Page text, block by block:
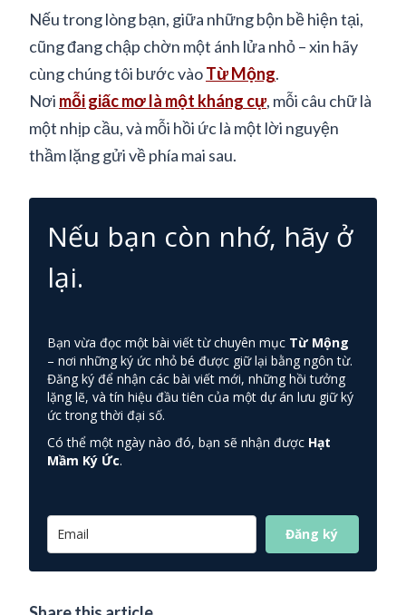
Nếu trong lòng bạn, giữa những bộn bề hiện tại,
cũng đang chập chờn một ánh lửa nhỏ – xin hãy
cùng chúng tôi bước vàoTừ Mộng.
Nơi mỗi giấc mơ là một kháng cự, mỗi câu chữ là
một nhịp cầu, và mỗi hồi ức là một lời nguyện
thầm lặng gửi về phía mai sau.
Nếu bạn còn nhớ, hãy ở
lại.
Bạn vừa đọc một bài viết từ chuyên mục Từ Mộng
– nơi những ký ức nhỏ bé được giữ lại bằng ngôn từ.
Đăng ký để nhận các bài viết mới, những hồi tưởng
lặng lẽ, và tín hiệu đầu tiên của một dự án lưu giữ ký
ức trong thời đại số.
Có thể một ngày nào đó, bạn sẽ nhận được Hạt
Mầm Ký Ức.
Đăng ký